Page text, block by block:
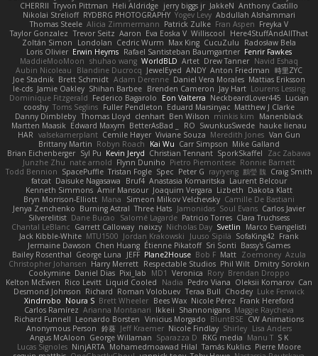
CHERRII Tryvon Pittman Heli Aldridge jerry biggs jr JakkeN Anthony Castillo
Nikolai Strelioff RYDBRG PHOTOGRAPHY Yogev Levy Abdullah Alshammari
Thomas Steele Alicia Zimmermann Patrick Zulke Fran Aspen Freyka V
Taylor Gonzalez Trevor Seitz Aaron Eva Eoska V Williscool
Here4StuffAndAllThat
Zoltán Simon
Londolan Cedric Wurm Max King CucuZulu
Radosław Bela
Loris Olivier Erwin Heyms Rafael Santisteban Baumgartner Fenrir Fawkes
MaddieMooMoon shuhao wang WorldBLD Artet Drew Tanner Navid Eshaq
Aubin Nicoleau
Blandine Ducrocq JewelEyed ANDY Anton Friedman 時里ZYC
Joe Stadnik Brett Schmidt Adam Derenne Daniel Vera Morales Mattias Eriksson
le-cds Jamie Oakley Shihan Barbee Brenden Cameron Jay Hart Lourens Lessing
Dominique Fitzgerald Federico Bagarolo Eon Valterra NeckbeardLover445 Lucian
cooshy Toms Seglins Fuller Pendleton Eduard Marsinyac Matthew J Clarke
Danny Dimbleby Thomas Lloyd clenhart Ben Wilson minkis kim
Manenblack
Martten Maasik Edward Maxym BetterAsBad _ RO SwunkusSwede hauke lienau
HAR valsekamerplant Cemile Høyer Viviane Souza Meredith Jones Van Gun
Brittany Martin Robyn Roach Kai Wu Carr Simpson Mike Galland
Brian Eichenberger Syl Pu Kevin Jeryd Christian Tennant SporkSkaffel
Zac Zabawa
Junzhe Zhu nate arnold Flynn Duniho Pietro Piemontese Ronnie Barnett
Todd Bennion SpacePuffle Tristan Fogle Spec Peter G rayryeng 鸝瑩 魏 Craig Smith
fatcat Daisuke Nagasawa Bruf4 Anastasia Komaritska Laurent Belcour
Kenneth Simmons Amir Mansour Joaquim Vergara Lizbeth Dakota Klatt
Bryn Morrison-Elliott Mana Simeon Milkov Velchevsky Camille De Bastiani
Jenya Zenchenko Burning Astral Three Hats Jamonidas Soul Evans Carlos Javier
Silverelitist Dane Bucao Salomé Lagarde Patricio Torres Clara Truchsess
Chantal LeBlanc Garrett Calloway nøixzy Nicholas Day Svetlin
Marco Evangelisti
Jack Kibble-White MTU1500 Jordan Krakowski Juuso Sipilä SofaKing42 Frank
Jermaine Dawson Chen Huang Étienne Pikatoff Sri Sonti Bassy's Games
Bailey Rosenthal George Luna JEFF Plane2House Bob F Matt Zoemoney Azula
Christopher Johansen Harry Merrett Respectable Studios Phil Wilt Dmitry Sorokin
Cookymine Daniel Dias Pixi_lab MD1 Veronica Rory Brendan Droppo
Kelton McEwen Rico Levitt Liquid Cooled Nadia Pedro Viana Oleksii Komarov Can
Desmond Johnson Richard Roman Volobuev Teraa Bull Chodey Luke Fenwick
Xindrrobo Noura S Brett Wheeler Bees Wax Nicole Pérez Frank Hereford
Carlos Ramírez Arianna Montanari Ikkeii Shannonigans Maggie Raycheva
Richard Funnell Leonardo Borsten Vinicius Morgado BluntBSE CW Animations
Anonymous Person 鈴葵 Jeff Kraemer Nicole Findlay Shirley Lisa Anders
Angus McAloon George Willaman Sparazza D RKG media Manu T S K
Lucas Signoles NinjARTA Mohamedmoawad Hilal Tamás Kuklics Pierre Moore